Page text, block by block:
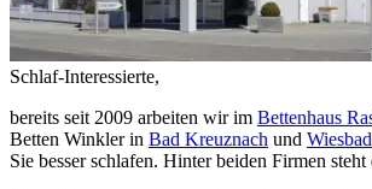
Schlaf-Interessierte,
bereits seit 2009 arbeiten wir im Bettenhaus
Betten Winkler in Bad Kreuznach und
Sie besser schlafen. Hinter beiden Firmen